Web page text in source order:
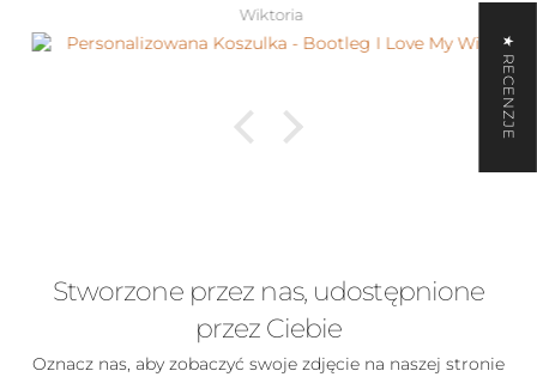
Wiktoria
Stworzone przez nas, udostępnione
przez Ciebie
Oznacz nas, aby zobaczyć swoje zdjęcie na naszej stronie
★ RECENZJE